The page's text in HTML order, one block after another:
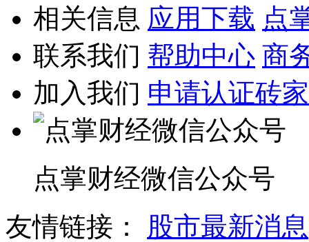
相关信息 应用下载 点
联系我们 帮助中心 商
加入我们 申请认证砖家
点掌财经微信公众号
友情链接：
股市最新消息